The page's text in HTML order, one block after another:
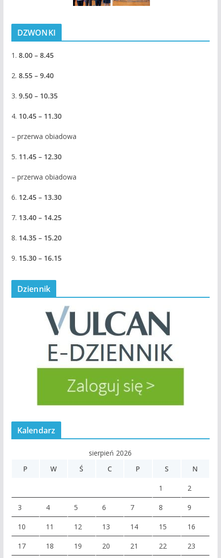
DZWONKI
1. 8.00 – 8.45
2. 8.55 – 9.40
3. 9.50 – 10.35
4. 10.45 – 11.30
– przerwa obiadowa
5. 11.45 – 12.30
– przerwa obiadowa
6. 12.45 – 13.30
7. 13.40 – 14.25
8. 14.35 – 15.20
9. 15.30 – 16.15
Dziennik
Kalendarz
sierpień 2026
P
W Ś C P S N
1 2
3 4 5 6 7 8 9
10 11 12 13 14 15 16
17 18 19 20 21 22 23